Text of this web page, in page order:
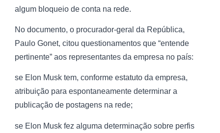
algum bloqueio de conta na rede.
No documento, o procurador-geral da República,
Paulo Gonet, citou questionamentos que “entende
pertinente” aos representantes da empresa no país:
se Elon Musk tem, conforme estatuto da empresa,
atribuição para espontaneamente determinar a
publicação de postagens na rede;
se Elon Musk fez alguma determinação sobre perfis